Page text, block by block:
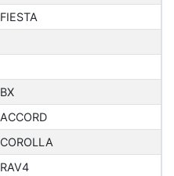
FIESTA
BX
ACCORD
COROLLA
RAV4